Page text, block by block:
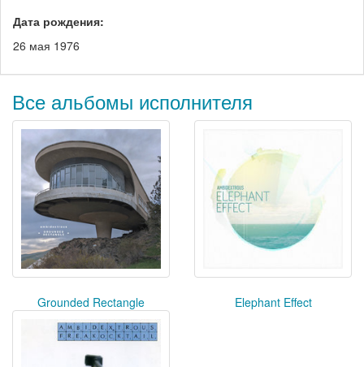
Дата рождения:
26 мая 1976
Все альбомы исполнителя
Grounded Rectangle Elephant Effect